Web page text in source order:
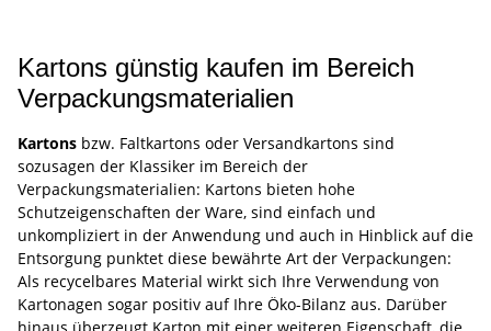
Kartons günstig kaufen im Bereich
Verpackungsmaterialien
Kartons bzw. Faltkartons oder Versandkartons sind
sozusagen der Klassiker im Bereich der
Verpackungsmaterialien: Kartons bieten hohe
Schutzeigenschaften der Ware, sind einfach und
unkompliziert in der Anwendung und auch in Hinblick auf die
Entsorgung punktet diese bewährte Art der Verpackungen:
Als recycelbares Material wirkt sich Ihre Verwendung von
Kartonagen sogar positiv auf Ihre Öko-Bilanz aus. Darüber